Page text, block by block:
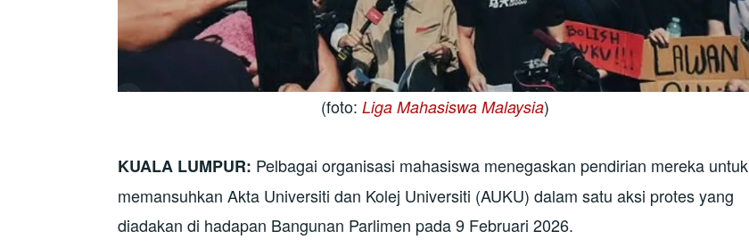
(foto:Liga Mahasiswa Malaysia)
KUALA LUMPUR: Pelbagai organisasi mahasiswa menegaskan pendirian mereka untuk
memansuhkan Akta Universiti dan Kolej Universiti (AUKU) dalam satu aksi protes yang
diadakan di hadapan Bangunan Parlimen pada 9 Februari 2026.